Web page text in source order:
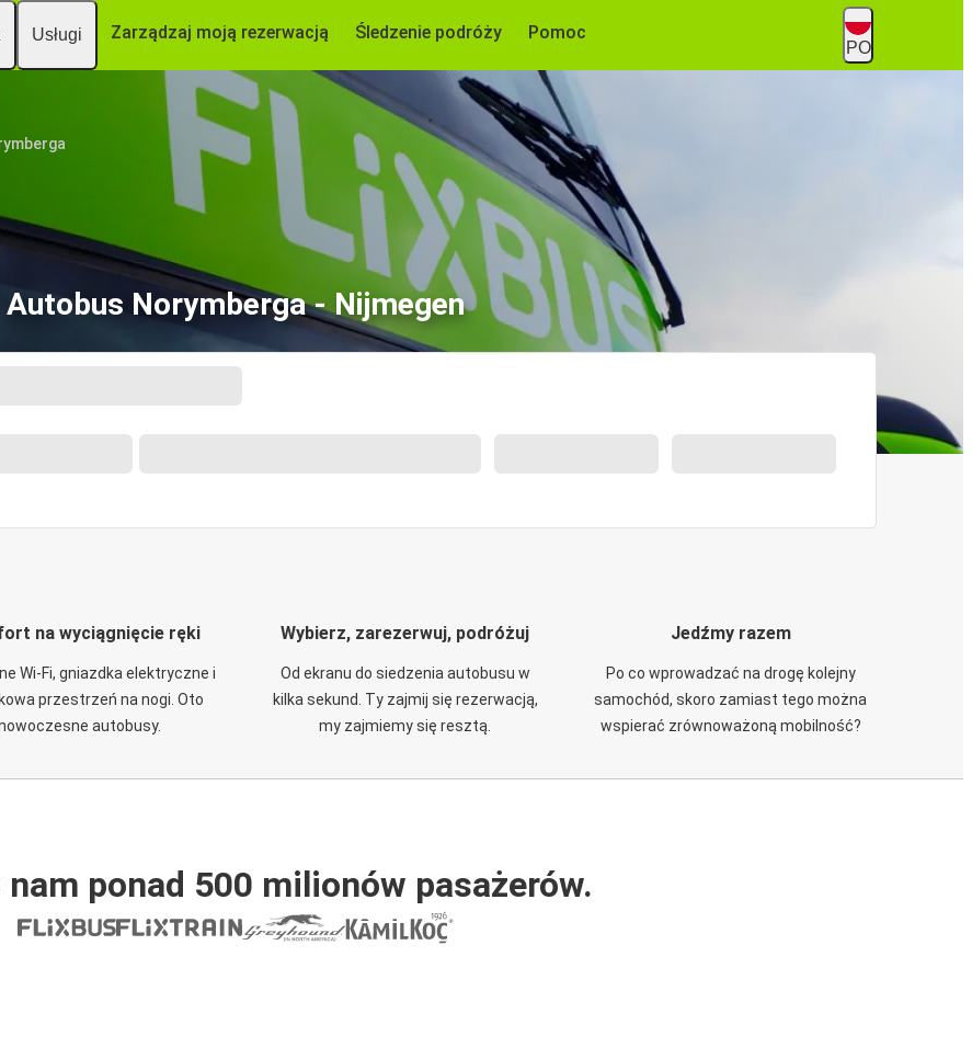
Usługi Zarządzaj moją rezerwacją Śledzenie podróży Pomoc
PO
Autobus Norymberga - Nijmegen
na wyciągnięcie ręki
Wi-Fi, gniazdka elektryczne i
przestrzeń na nogi. Oto
autobusy.
Wybierz, zarezerwuj, podróżuj
Od ekranu do siedzenia autobusu w
kilka sekund. Ty zajmij się rezerwacją,
my zajmiemy się resztą.
Jedźmy razem
Po co wprowadzać na drogę kolejny
samochód, skoro zamiast tego można
wspierać zrównoważoną mobilność?
nam ponad 500 milionów pasażerów.